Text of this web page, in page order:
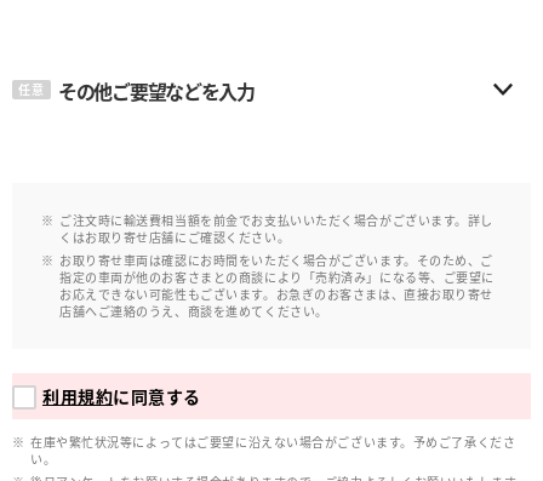
任意 その他ご要望などを入力
ご注文時に輸送費相当額を前金でお支払いいただく場合がございます。詳し
くはお取り寄せ店舗にご確認ください。
お取り寄せ車両は確認にお時間をいただく場合がございます。そのため、ご
指定の車両が他のお客さまとの商談により「売約済み」になる等、ご要望に
お応えできない可能性もございます。お急ぎのお客さまは、直接お取り寄せ
店舗へご連絡のうえ、商談を進めてください。
利用規約に同意する
在庫や繁忙状況等によってはご要望に沿えない場合がございます。予めご了承くださ
い。